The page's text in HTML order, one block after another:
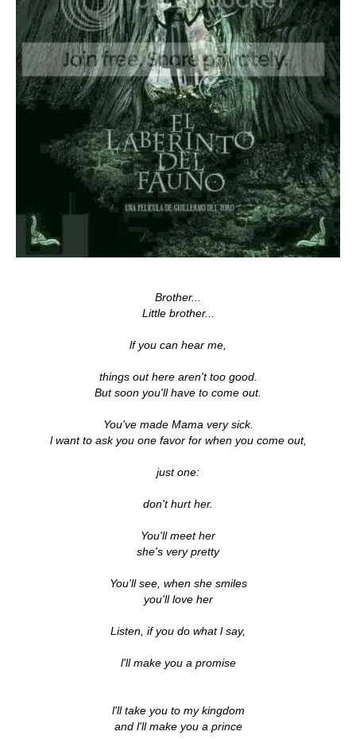
Brother...
Little brother...
lf you can hear me,
things out here aren't too good.
But soon you'll have to come out.
You've made Mama very sick.
l want to ask you one favor for when you come out,
just one:
don't hurt her.
You'll meet her
she's very pretty
You'll see, when she smiles
you'll love her
Listen, if you do what l say,
l'll make you a promise
l'll take you to my kingdom
and l'll make you a prince